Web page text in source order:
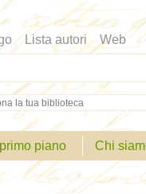
Lista autori Web
primo piano Chi